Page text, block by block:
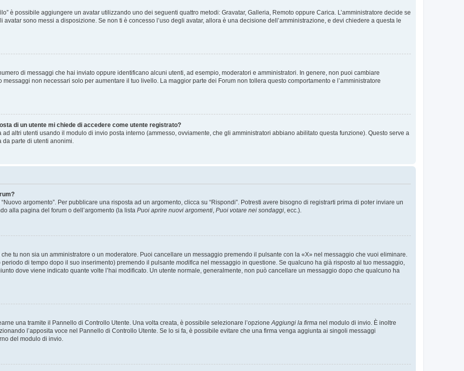
è possibile aggiungere un avatar utilizzando uno dei seguenti quattro metodi: Gravatar, Galleria, Remoto oppure Carica. L’amministratore decide se
sono messi a disposizione. Se non ti è concesso l’uso degli avatar, allora è una decisione dell’amministrazione, e devi chiedere a questa le
di messaggi che hai inviato oppure identificano alcuni utenti, ad esempio, moderatori e amministratori. In genere, non puoi cambiare
non necessari solo per aumentare il tuo livello. La maggior parte dei Forum non tollera questo comportamento e l’amministratore
di un utente mi chiede di accedere come utente registrato?
altri utenti usando il modulo di invio posta interno (ammesso, ovviamente, che gli amministratori abbiano abilitato questa funzione). Questo serve a
parte di utenti anonimi.
argomento”. Per pubblicare una risposta ad un argomento, clicca su “Rispondi”. Potresti avere bisogno di registrarti prima di poter inviare un
alla pagina del forum o dell’argomento (la lista Puoi aprire nuovi argomenti Puoi votare nei sondaggi , ecc.).
tu non sia un amministratore o un moderatore. Puoi cancellare un messaggio premendo il pulsante con la «X» nel messaggio che vuoi eliminare.
di tempo dopo il suo inserimento) premendo il pulsante modifica nel messaggio in questione. Se qualcuno ha già risposto al tuo messaggio,
dove viene indicato quante volte l’hai modificato. Un utente normale, generalmente, non può cancellare un messaggio dopo che qualcuno ha
una tramite il Pannello di Controllo Utente. Una volta creata, è possibile selezionare l’opzione Aggiungi la firma nel modulo di invio. È inoltre
l’apposita voce nel Pannello di Controllo Utente. Se lo si fa, è possibile evitare che una firma venga aggiunta ai singoli messaggi
del modulo di invio.